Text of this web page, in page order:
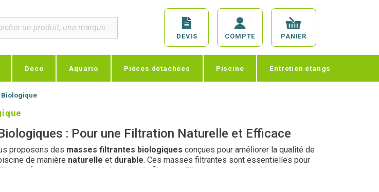
DEVIS COMPTE PANIER
Déco Aquario Pièces détachées Piscine Entretien étangs
: Pour une Filtration Naturelle et Efficace
proposons des masses filtrantes biologiques conçues pour améliorer la qualité de
de manière naturelle et durable. Ces masses filtrantes sont essentielles pour
en favorisant l' action biologique
de filtration. Elles permettent de décomposer les